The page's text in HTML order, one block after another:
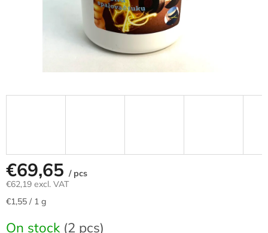
€69,65 / pcs
€62,19 excl. VAT
Measure
€1,55 / 1 g
On stock (2 pcs)